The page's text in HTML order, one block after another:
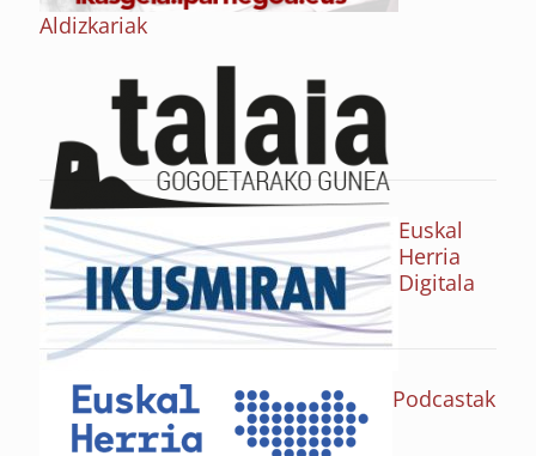
Aldizkariak
Euskal
Herria
Digitala
Podcastak